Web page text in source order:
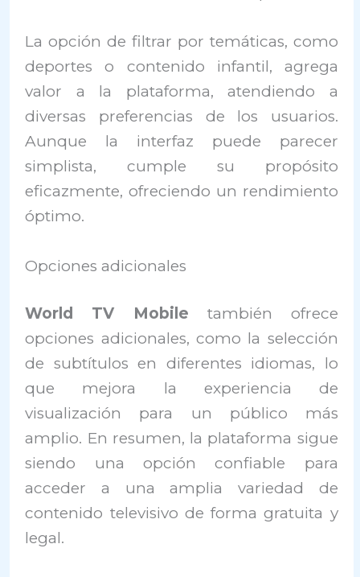
La opción de filtrar por temáticas, como
deportes o contenido infantil, agrega
valor a la plataforma, atendiendo a
diversas preferencias de los usuarios.
Aunque la interfaz puede parecer
simplista, cumple su propósito
eficazmente, ofreciendo un rendimiento
óptimo.
Opciones adicionales
World TV Mobile también ofrece
opciones adicionales, como la selección
de subtítulos en diferentes idiomas, lo
que mejora la experiencia de
visualización para un público más
amplio. En resumen, la plataforma sigue
siendo una opción confiable para
acceder a una amplia variedad de
contenido televisivo de forma gratuita y
legal.